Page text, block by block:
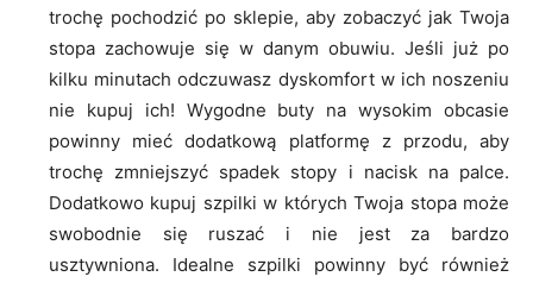
trochę pochodzić po sklepie, aby zobaczyć jak Twoja
stopa zachowuje się w danym obuwiu. Jeśli już po
kilku minutach odczuwasz dyskomfort w ich noszeniu
nie kupuj ich! Wygodne buty na wysokim obcasie
powinny mieć dodatkową platformę z przodu, aby
trochę zmniejszyć spadek stopy i nacisk na palce.
Dodatkowo kupuj szpilki w których Twoja stopa może
swobodnie się ruszać i nie jest za bardzo
usztywniona. Idealne szpilki powinny być również